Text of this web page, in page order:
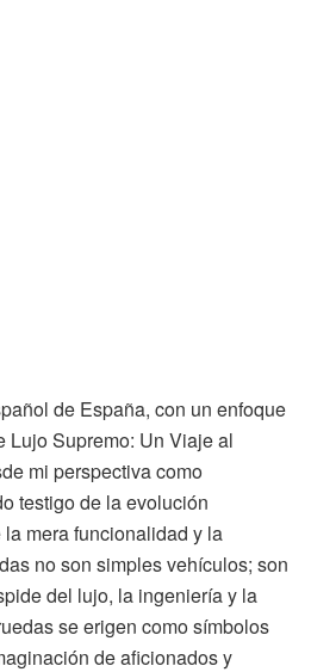
de España, con un enfoque
Lujo Supremo: Un Viaje al
mi perspectiva como
testigo de la evolución
mera funcionalidad y la
no son simples vehículos; son
del lujo, la ingeniería y la
se erigen como símbolos
de aficionados y